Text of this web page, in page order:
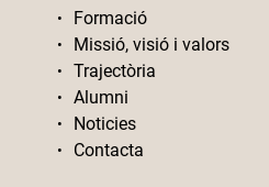
Formació
Missió, visió i valors
Trajectòria
Alumni
Noticies
Contacta